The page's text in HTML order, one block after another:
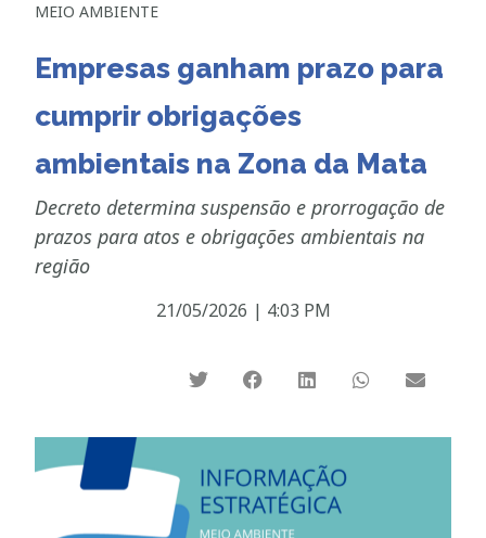
MEIO AMBIENTE
Empresas ganham prazo para
cumprir obrigações
ambientais na Zona da Mata
Decreto determina suspensão e prorrogação de
prazos para atos e obrigações ambientais na
região
21/05/2026 | 4:03 PM